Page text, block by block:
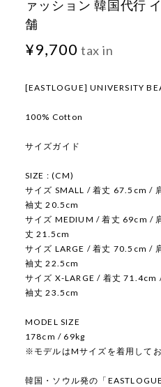
ァッション 韓国代行
舗
¥9,700 tax in
[EASTLOGUE] UNIVERSITY
100% Cotton
サイズガイド
SIZE : (CM)
サイズ SMALL / 着丈 67.5cm /
袖丈 20.5cm
サイズ MEDIUM / 着丈 69cm /
丈 21.5cm
サイズ LARGE / 着丈 70.5cm /
袖丈 22.5cm
サイズ X-LARGE / 着丈
袖丈 23.5cm
MODEL SIZE
178cm / 69kg
※モデルはMサイズを着用してお
韓国・ソウル発の「